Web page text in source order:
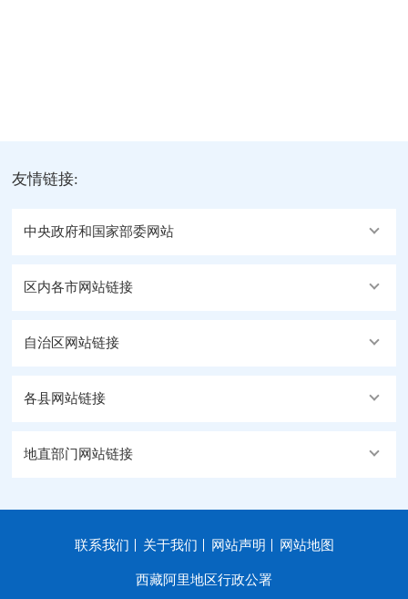
友情链接:
中央政府和国家部委网站
区内各市网站链接
自治区网站链接
各县网站链接
地直部门网站链接
联系我们 关于我们 网站声明 网站地图
西藏阿里地区行政公署